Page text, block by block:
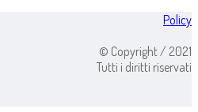
Policy
© Copyright / 2021
Tutti i diritti riservati